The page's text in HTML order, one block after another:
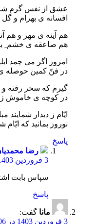
عشق از نفس گرم شما
افسانه ی بهرام و گل
هم آینه ی مهر و هم
هم صاعقه ی خشم
امروز اگر می چمد
در فنّ کمین حوصله ی
گیرم که سحر رفته
در کوچه ی خاموش
ایّام ز دیدار شمایند
نوروز بمانید که ایّام
پاسخ
رضا محمدیان
3 فروردین 1403 در 2:22 ق.ظ
سپاس بابت
پاسخ
مانا گفت:
3 فروردین 1403 در 12:06 ق.ظ